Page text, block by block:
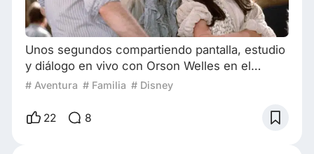
Unos segundos compartiendo pantalla, estudio
y diálogo en vivo con Orson Welles en el
programa televisivo del célebre realizador (que
poner en foco la categoría en la que jugaba
# Aventura # Familia # Disney
22 8